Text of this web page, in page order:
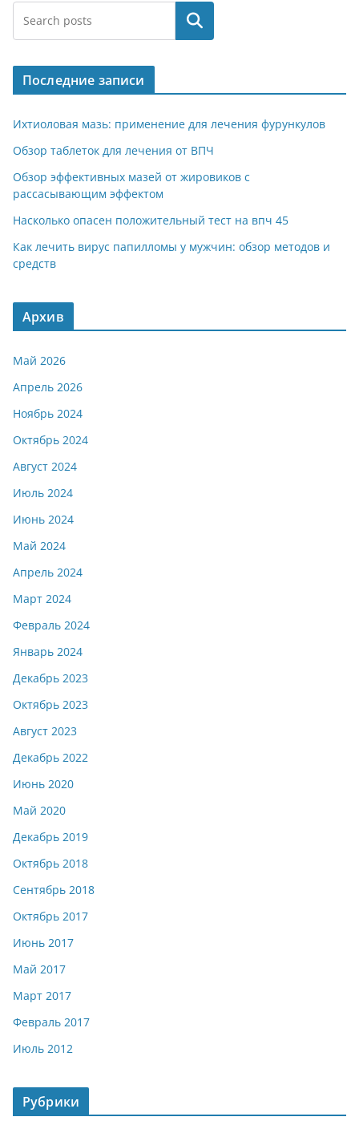
Поиск
Последние записи
Ихтиоловая мазь: применение для лечения фурункулов
Обзор таблеток для лечения от ВПЧ
Обзор эффективных мазей от жировиков с
рассасывающим эффектом
Насколько опасен положительный тест на впч 45
Как лечить вирус папилломы у мужчин: обзор методов и
средств
Архив
Май 2026
Апрель 2026
Ноябрь 2024
Октябрь 2024
Август 2024
Июль 2024
Июнь 2024
Май 2024
Апрель 2024
Март 2024
Февраль 2024
Январь 2024
Декабрь 2023
Октябрь 2023
Август 2023
Декабрь 2022
Июнь 2020
Май 2020
Декабрь 2019
Октябрь 2018
Сентябрь 2018
Октябрь 2017
Июнь 2017
Май 2017
Март 2017
Февраль 2017
Июль 2012
Рубрики